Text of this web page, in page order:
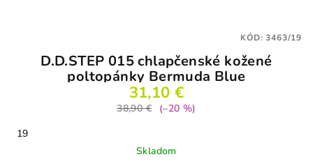
D.D.STEP 015 chlapčenské kožené
poltopánky Bermuda Blue
31,10 €
38,90 €
(–20 %)
19
Skladom
KÓD:3463/19